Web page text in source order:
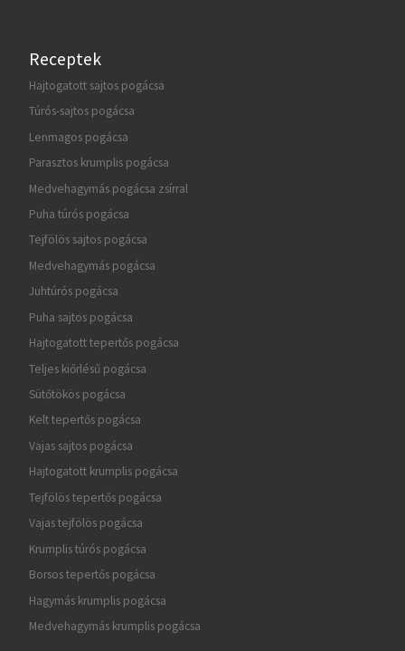
Receptek
Hajtogatott sajtos pogácsa
Túrós-sajtos pogácsa
Lenmagos pogácsa
Parasztos krumplis pogácsa
Medvehagymás pogácsa zsírral
Puha túrós pogácsa
Tejfölös sajtos pogácsa
Medvehagymás pogácsa
Juhtúrós pogácsa
Puha sajtos pogácsa
Hajtogatott tepertős pogácsa
Teljes kiőrlésű pogácsa
Sütőtökös pogácsa
Kelt tepertős pogácsa
Vajas sajtos pogácsa
Hajtogatott krumplis pogácsa
Tejfölös tepertős pogácsa
Vajas tejfölös pogácsa
Krumplis túrós pogácsa
Borsos tepertős pogácsa
Hagymás krumplis pogácsa
Medvehagymás krumplis pogácsa